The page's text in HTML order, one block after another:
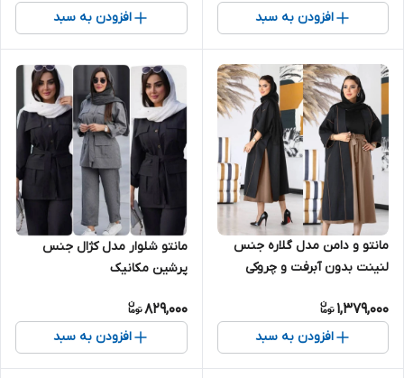
افزودن به سبد افزودن به سبد
مانتو و دامن مدل گلاره جنس
لنینت بدون آبرفت و چروکی
از آیتم ها به صورت تکی قابل
استفاده هستن
1,379,000
افزودن به سبد
مانتو شلوار مدل کژال جنس
پرشین مکانیک
829,000
افزودن به سبد